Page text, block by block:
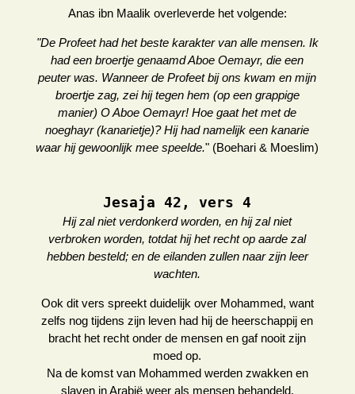
Anas ibn Maalik overleverde het volgende:
"De Profeet had het beste karakter van alle mensen. Ik
had een broertje genaamd Aboe Oemayr, die een
peuter was. Wanneer de Profeet bij ons kwam en mijn
broertje zag, zei hij tegen hem (op een grappige
manier) O Aboe Oemayr! Hoe gaat het met de
noeghayr (kanarietje)? Hij had namelijk een kanarie
waar hij gewoonlijk mee speelde." (Boehari & Moeslim)
Jesaja 42, vers 4
Hij zal niet verdonkerd worden, en hij zal niet
verbroken worden, totdat hij het recht op aarde zal
hebben besteld; en de eilanden zullen naar zijn leer
wachten.
Ook dit vers spreekt duidelijk over Mohammed, want
zelfs nog tijdens zijn leven had hij de heerschappij en
bracht het recht onder de mensen en gaf nooit zijn
moed op.
Na de komst van Mohammed werden zwakken en
slaven in Arabië weer als mensen behandeld.